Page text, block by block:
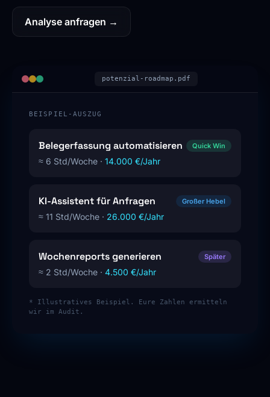
Analyse anfragen →
potenzial-roadmap.pdf
BEISPIEL-AUSZUG
Belegerfassung automatisieren Quick Win
≈ 6 Std/Woche · 14.000 €/Jahr
KI-Assistent für Anfragen Großer Hebel
≈ 11 Std/Woche · 26.000 €/Jahr
Wochenreports generieren Später
≈ 2 Std/Woche · 4.500 €/Jahr
* Illustratives Beispiel. Eure Zahlen ermitteln
wir im Audit.